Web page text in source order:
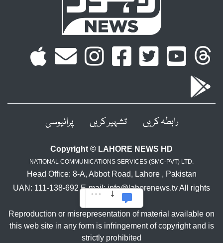
رابطہ کریں تشہیر کریں پرائیوسی
Copyright © LAHORE NEWS HD
NATIONAL COMMUNICATIONS SERVICES (SMC-PVT) LTD.
Head Office: 8-A, Abbot Road, Lahore , Pakistan
UAN: 111-138-692 E-mail: info@lahorenews.tv All rights
reserved.
Reproduction or misrepresentation of material available on
this web site in any form is infringement of copyright and is
strictly prohibited